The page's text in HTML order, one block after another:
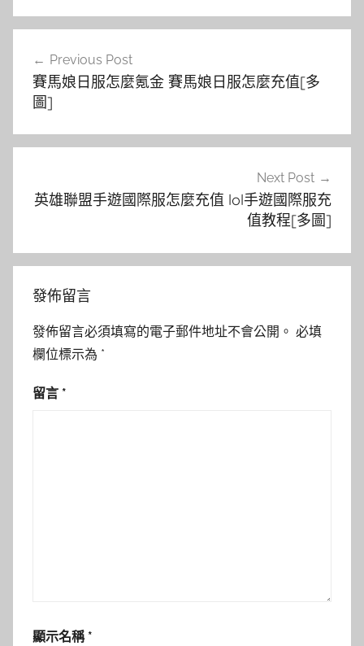
覽
Previous Post
賽馬娘日服怎麼氪金 賽馬娘日服怎麼充值[多
圖]
Next Post
英雄聯盟手遊國際服怎麼充值 lol手遊國際服充
值教程[多圖]
發佈留言
發佈留言必須填寫的電子郵件地址不會公開。 必填
欄位標示為 *
留言 *
顯示名稱 *